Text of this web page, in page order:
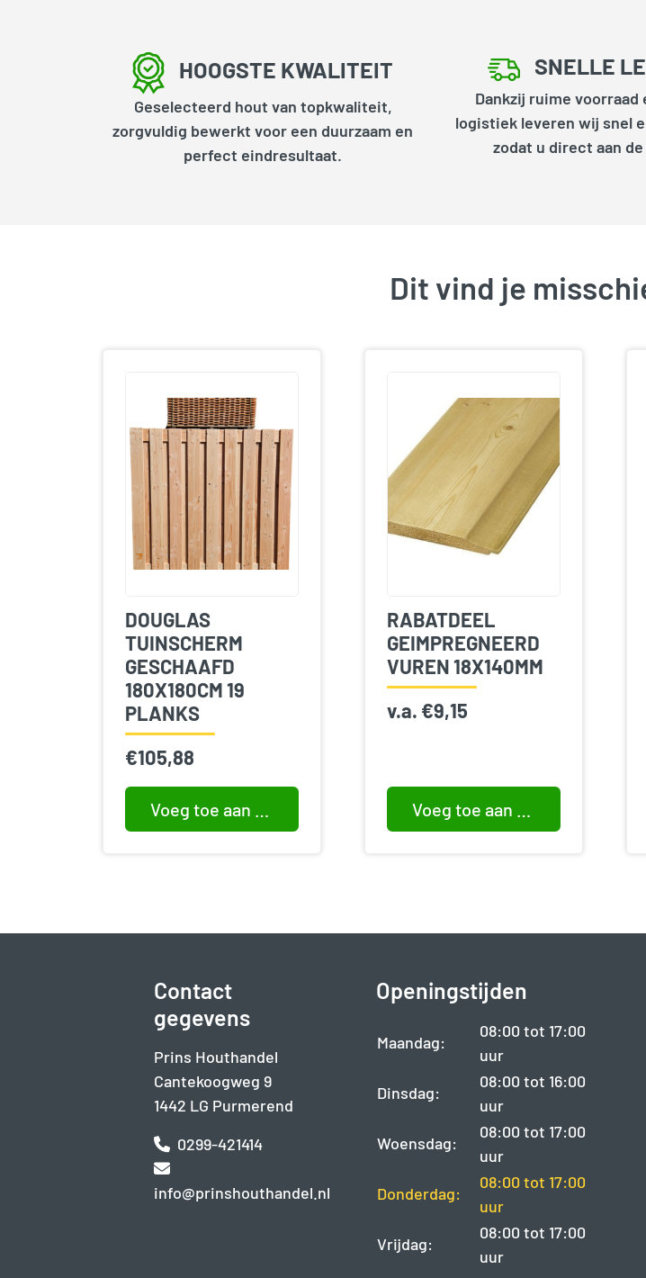
HOOGSTE KWALITEIT
Geselecteerd hout van topkwaliteit,
zorgvuldig bewerkt voor een duurzaam en
perfect eindresultaat.
SNELLE
Dankzij ruime
logistiek leveren wij snel
zodat u direct aan
Dit vind je
DOUGLAS
TUINSCHERM
GESCHAAFD
180X180CM 19
PLANKS
€105,88
RABATDEEL
GEIMPREGNEERD
VUREN 18X140MM
v.a. €9,15
Contact
gegevens
Prins Houthandel
Cantekoogweg 9
1442 LG Purmerend
0299-421414
info@prinshouthandel.nl
Openingstijden
Maandag:
08:00 tot 17:00
uur
Dinsdag:
08:00 tot 16:00
uur
Woensdag:
08:00 tot 17:00
uur
Donderdag:
08:00 tot 17:00
uur
Vrijdag:
08:00 tot 17:00
uur